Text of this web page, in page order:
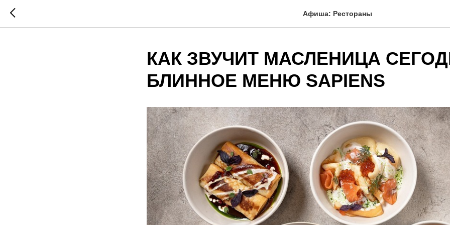
Афиша: Рестораны
КАК ЗВУЧИТ МАСЛЕНИЦА
БЛИННОЕ МЕНЮ SAPIENS